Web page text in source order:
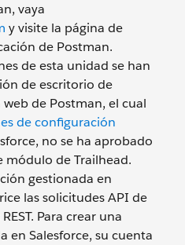
vaya
y visite la página de
de Postman.
de esta unidad se han
de escritorio de
de Postman, el cual
de configuración
no se ha aprobado
módulo de Trailhead.
gestionada en
las solicitudes API de
Para crear una
en Salesforce, su cuenta